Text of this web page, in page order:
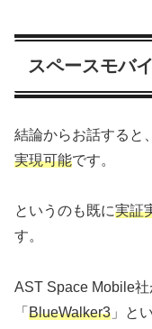
スペースモバ
結論からお話すると
実現可能です。
というのも既に実証
す。
AST Space Mobile
「 BlueWalker3 」と